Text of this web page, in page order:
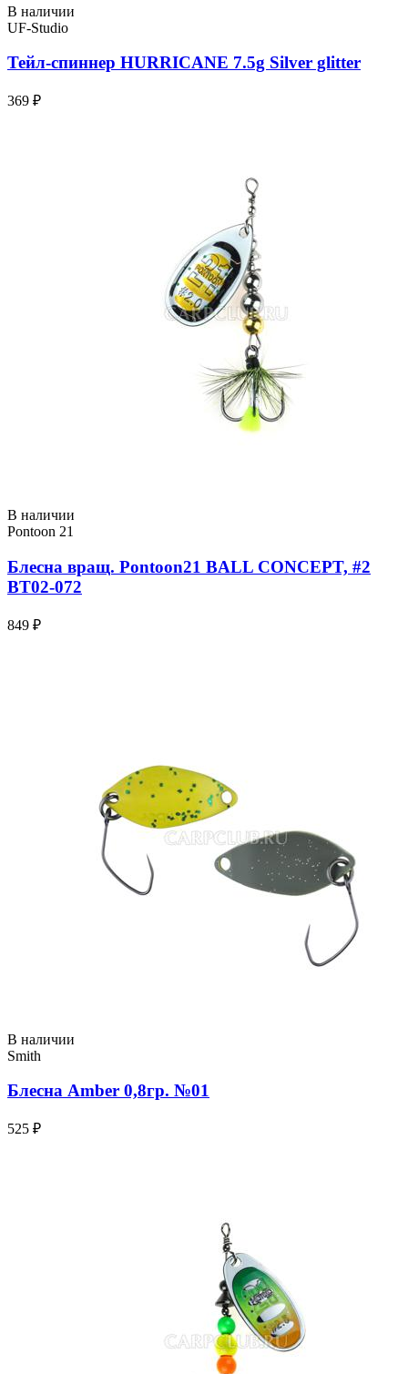
В наличии
UF-Studio
Тейл-спиннер HURRICANE 7.5g Silver glitter
369 ₽
В наличии
Pontoon 21
Блесна вращ. Pontoon21 BALL CONCEPT, #2
BT02-072
849 ₽
В наличии
Smith
Блесна Amber 0,8гр. №01
525 ₽